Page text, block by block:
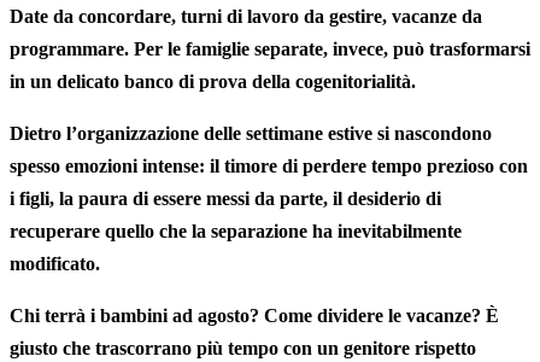
Date da concordare, turni di lavoro da gestire, vacanze da
programmare. Per le famiglie separate, invece, può trasformarsi
in un delicato banco di prova della cogenitorialità.
Dietro l’organizzazione delle settimane estive si nascondono
spesso emozioni intense: il timore di perdere tempo prezioso con
i figli, la paura di essere messi da parte, il desiderio di
recuperare quello che la separazione ha inevitabilmente
modificato.
Chi terrà i bambini ad agosto? Come dividere le vacanze? È
giusto che trascorrano più tempo con un genitore rispetto